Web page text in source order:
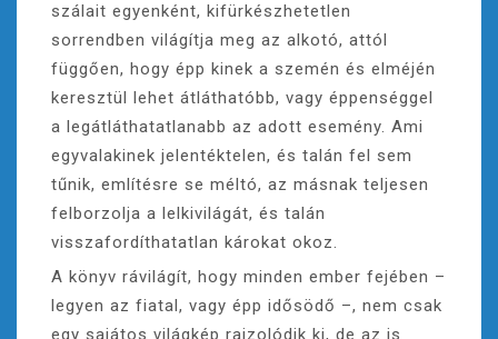
szálait egyenként, kifürkészhetetlen
sorrendben világítja meg az alkotó, attól
függően, hogy épp kinek a szemén és elméjén
keresztül lehet átláthatóbb, vagy éppenséggel
a legátláthatatlanabb az adott esemény. Ami
egyvalakinek jelentéktelen, és talán fel sem
tűnik, említésre se méltó, az másnak teljesen
felborzolja a lelkivilágát, és talán
visszafordíthatatlan károkat okoz.
A könyv rávilágít, hogy minden ember fejében –
legyen az fiatal, vagy épp idősödő –, nem csak
egy sajátos világkép rajzolódik ki, de az is